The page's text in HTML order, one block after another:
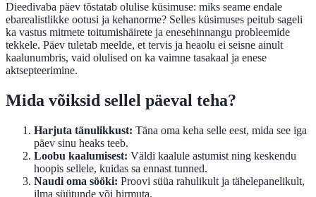
Dieedivaba päev tõstatab olulise küsimuse: miks seame endale
ebarealistlikke ootusi ja kehanorme? Selles küsimuses peitub sageli
ka vastus mitmete toitumishäirete ja enesehinnangu probleemide
tekkele. Päev tuletab meelde, et tervis ja heaolu ei seisne ainult
kaalunumbris, vaid olulised on ka vaimne tasakaal ja enese
aktsepteerimine.
Mida võiksid sellel päeval teha?
Harjuta tänulikkust: Täna oma keha selle eest, mida see iga
päev sinu heaks teeb.
Loobu kaalumisest: Väldi kaalule astumist ning keskendu
hoopis sellele, kuidas sa ennast tunned.
Naudi oma sööki: Proovi süüa rahulikult ja tähelepanelikult,
ilma süütunde või hirmuta.